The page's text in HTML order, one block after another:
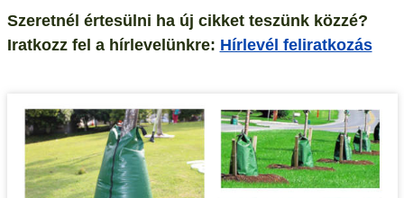
Szeretnél értesülni ha új cikket teszünk közzé?
Iratkozz fel a hírlevelünkre: Hírlevél feliratkozás